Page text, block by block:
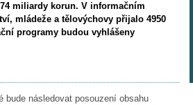
miliardy korun. V informačním
mládeže a tělovýchovy přijalo 4950
programy budou vyhlášeny
následovat posouzení obsahu